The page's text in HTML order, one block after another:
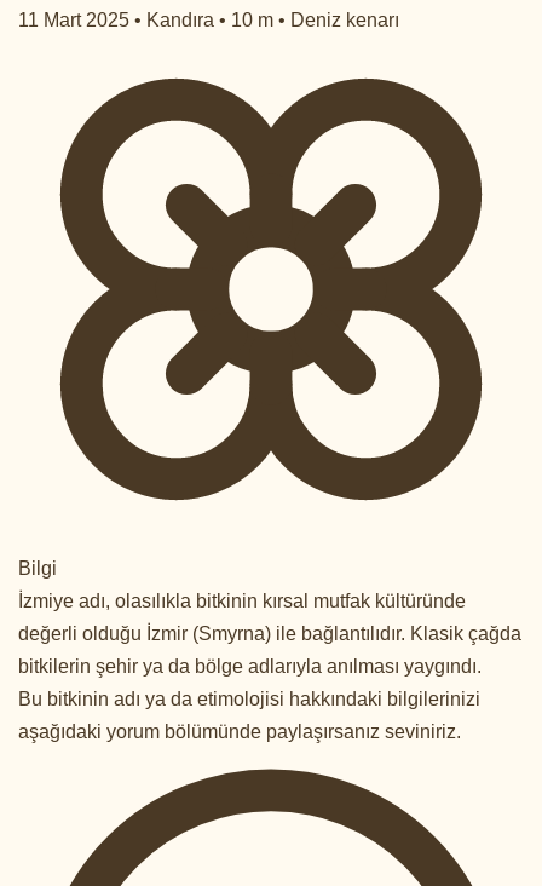
11 Mart 2025 • Kandıra • 10 m • Deniz kenarı
Bilgi
İzmiye adı, olasılıkla bitkinin kırsal mutfak kültüründe
değerli olduğu İzmir (Smyrna) ile bağlantılıdır. Klasik çağda
bitkilerin şehir ya da bölge adlarıyla anılması yaygındı.
Bu bitkinin adı ya da etimolojisi hakkındaki bilgilerinizi
aşağıdaki yorum bölümünde paylaşırsanız seviniriz.